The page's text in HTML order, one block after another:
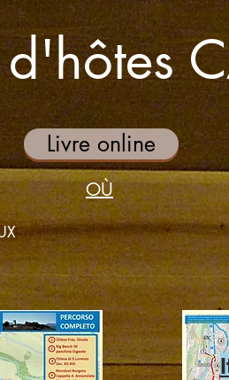
Livre online
OÙ